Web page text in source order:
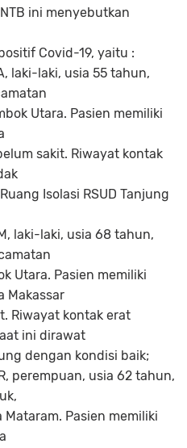
ini menyebutkan
Covid-19, yaitu :
laki-laki, usia 55 tahun,
Utara. Pasien memiliki
sakit. Riwayat kontak
Isolasi RSUD Tanjung
laki-laki, usia 68 tahun,
Utara. Pasien memiliki
Makassar
Riwayat kontak erat
ini dirawat
dengan kondisi baik;
perempuan, usia 62 tahun,
Pasien memiliki